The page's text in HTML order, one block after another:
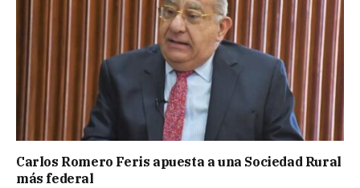
Carlos Romero Feris apuesta a una Sociedad Rural
más federal